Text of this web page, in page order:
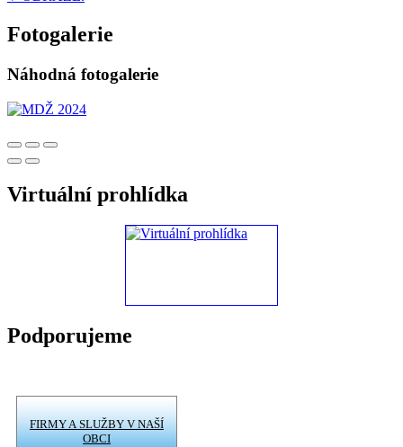
Fotogalerie
Náhodná fotogalerie
Virtuální prohlídka
Podporujeme
FIRMY A SLUŽBY V NAŠÍ
OBCI